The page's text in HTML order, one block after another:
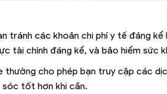
tránh các khoản chi phí y tế đáng
chính đáng kể, và bảo hiểm sức
cho phép bạn truy cập các
tốt hơn khi cần.